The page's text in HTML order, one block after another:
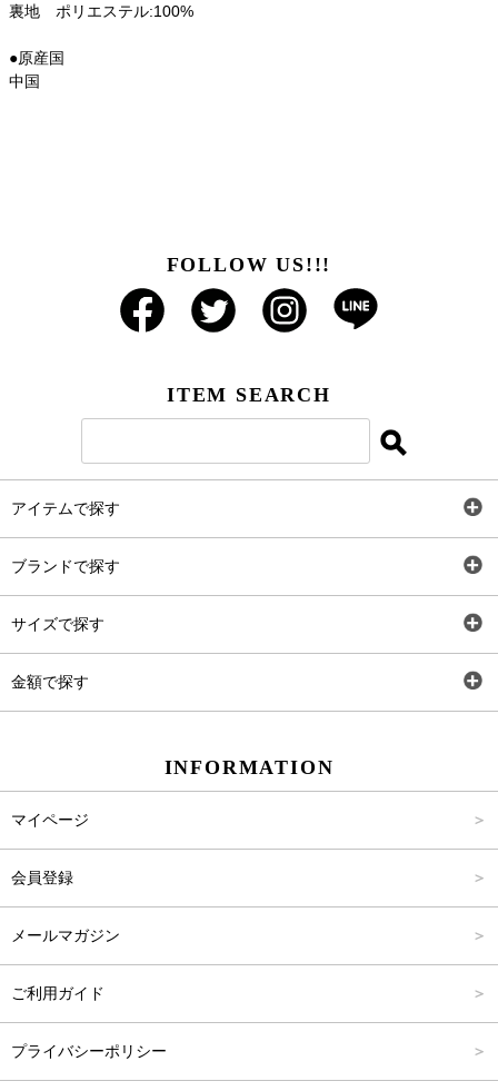
裏地 ポリエステル:100%
●原産国
中国
FOLLOW US!!!
ITEM SEARCH
アイテムで探す
ブランドで探す
サイズで探す
金額で探す
2,001円～4,000円
INFORMATION
マイページ
会員登録
メールマガジン
ご利用ガイド
プライバシーポリシー